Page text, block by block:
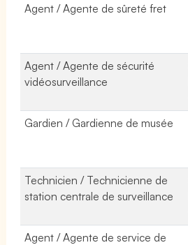
Agent / Agente de sûreté fret
Agent / Agente de sécurité
vidéosurveillance
Gardien / Gardienne de musée
Technicien / Technicienne de
station centrale de surveillance
Agent / Agente de service de